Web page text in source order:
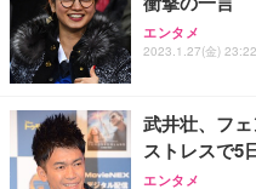
ANDWINT オ
ッシュ 通気性
ス圧無段階昇降
【MiniLED/
HOOTER
グモニター QD
アイリスオー
ュラー 200枚
エンタメ
2023.1.27(金) 23:22
武井壮、フ
ストレスで5
エンタメ